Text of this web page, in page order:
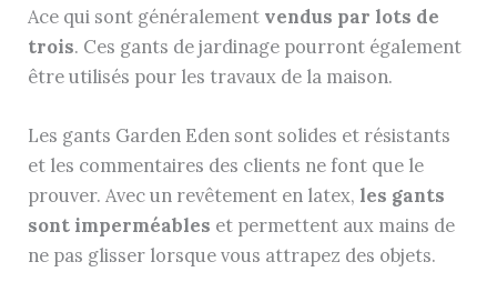
Ace qui sont généralement vendus par lots de
trois. Ces gants de jardinage pourront également
être utilisés pour les travaux de la maison.
Les gants Garden Eden sont solides et résistants
et les commentaires des clients ne font que le
prouver. Avec un revêtement en latex, les gants
sont imperméables et permettent aux mains de
ne pas glisser lorsque vous attrapez des objets.